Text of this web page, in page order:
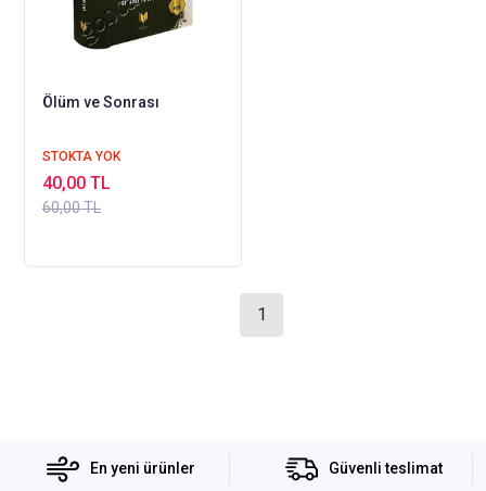
Ölüm ve Sonrası
STOKTA YOK
60,00 TL
40,00 TL
1
En yeni ürünler Güvenli teslimat